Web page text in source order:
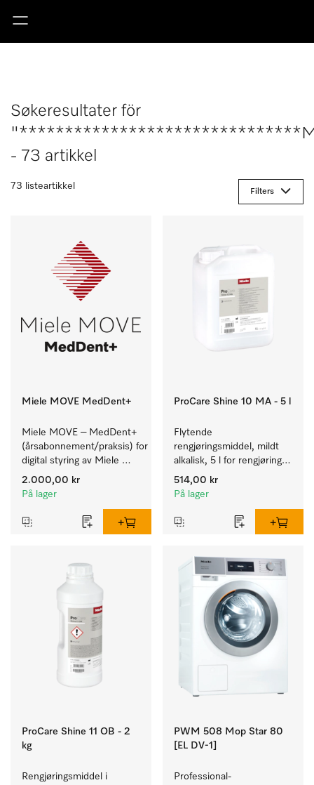
Søkeresultater för
- 73 artikkel
73 listeartikkel
Filters
Miele MOVE MedDent+
Miele MOVE – MedDent+
(årsabonnement/praksis) for
digital styring av Miele
Professional-produkter
med
2.000,00 kr
På lager
ProCare Shine 10 MA - 5 l
Flytende
rengjøringsmiddel, mildt
alkalisk, 5 l for rengjøring
av lett smuss på servise,
bestikk og glass.
514,00 kr
På lager
ProCare Shine 11 OB - 2
kg
Rengjøringsmiddel i
PWM 508 Mop Star 80
[EL DV-1]
Professional-